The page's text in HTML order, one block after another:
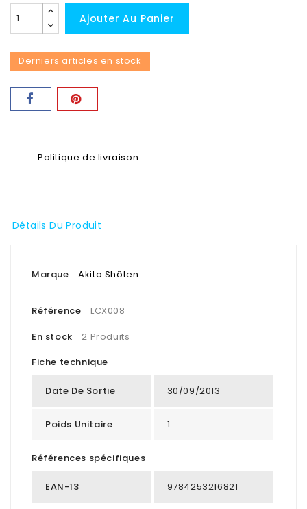
Ajouter Au Panier
Derniers articles en stock
Politique de livraison
Détails Du Produit
Marque Akita Shôten
Référence
LCX008
En stock
2 Produits
Fiche technique
Date De Sortie 30/09/2013
Poids Unitaire 1
Références spécifiques
EAN-13 9784253216821